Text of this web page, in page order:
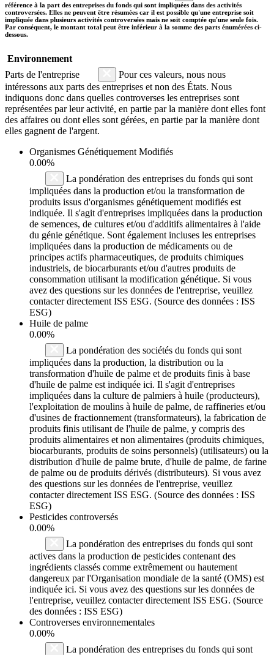
référence à la part des entreprises du fonds qui sont impliquées dans des activités
controversées. Elles ne peuvent être résumées car il est possible qu'une entreprise soit
impliquée dans plusieurs activités controversées mais ne soit comptée qu'une seule fois.
Par conséquent, le montant total peut être inférieur à la somme des parts énumérées ci-
dessous.
Environnement
Parts de l'entreprise
Pour ces valeurs, nous nous
intéressons aux parts des entreprises et non des États. Nous
indiquons donc dans quelles controverses les entreprises sont
représentées par leur activité, en partie par la manière dont elles font
des affaires ou dont elles sont gérées, en partie par la manière dont
elles gagnent de l'argent.
Organismes Génétiquement Modifiés
0.00%
La pondération des entreprises du fonds qui sont
impliquées dans la production et/ou la transformation de
produits issus d'organismes génétiquement modifiés est
indiquée. Il s'agit d'entreprises impliquées dans la production
de semences, de cultures et/ou d'additifs alimentaires à l'aide
du génie génétique. Sont également incluses les entreprises
impliquées dans la production de médicaments ou de
principes actifs pharmaceutiques, de produits chimiques
industriels, de biocarburants et/ou d'autres produits de
consommation utilisant la modification génétique. Si vous
avez des questions sur les données de l'entreprise, veuillez
contacter directement ISS ESG. (Source des données : ISS
ESG)
Huile de palme
0.00%
La pondération des sociétés du fonds qui sont
impliquées dans la production, la distribution ou la
transformation d'huile de palme et de produits finis à base
d'huile de palme est indiquée ici. Il s'agit d'entreprises
impliquées dans la culture de palmiers à huile (producteurs),
l'exploitation de moulins à huile de palme, de raffineries et/ou
d'usines de fractionnement (transformateurs), la fabrication de
produits finis utilisant de l'huile de palme, y compris des
produits alimentaires et non alimentaires (produits chimiques,
biocarburants, produits de soins personnels) (utilisateurs) ou la
distribution d'huile de palme brute, d'huile de palme, de farine
de palme ou de produits dérivés (distributeurs). Si vous avez
des questions sur les données de l'entreprise, veuillez
contacter directement ISS ESG. (Source des données : ISS
ESG)
Pesticides controversés
0.00%
La pondération des entreprises du fonds qui sont
actives dans la production de pesticides contenant des
ingrédients classés comme extrêmement ou hautement
dangereux par l'Organisation mondiale de la santé (OMS) est
indiquée ici. Si vous avez des questions sur les données de
l'entreprise, veuillez contacter directement ISS ESG. (Source
des données : ISS ESG)
Controverses environnementales
0.00%
La pondération des entreprises du fonds qui sont